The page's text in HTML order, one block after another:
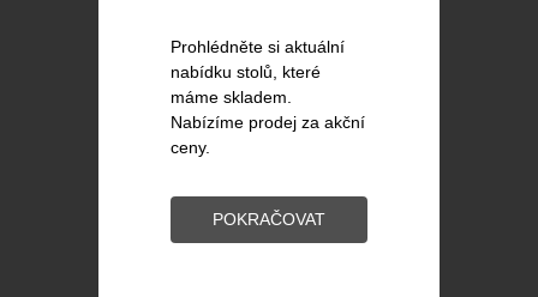
Prohlédněte si aktuální
nabídku stolů, které
máme skladem.
Nabízíme prodej za akční
ceny.
POKRAČOVAT